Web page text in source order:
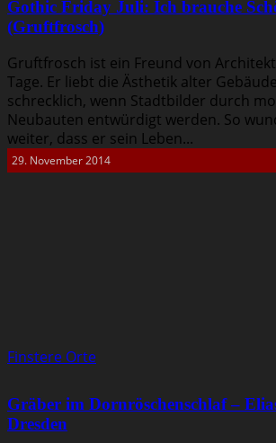
Gothic Friday Juli: Ich brauche
(Gruftfrosch)
Gruftfrosch ist ein Freund von
Tage. Er liebt die Ästhetik alter
schrecklich, wenn Stadtbilder durch
Neubauten entwürdigt werden. So
weiter, dass er sein Leben...
29. November 2014
Finstere Orte
Gräber im Dornröschenschlaf –
Dresden